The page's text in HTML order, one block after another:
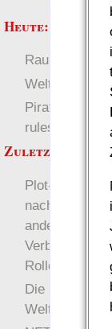
Heute:
RaumZeit
Welten
Pirate Party
rules
Zuletzt
Plot-Punkte-
nachhaltige
andere Wege
Verbreitung
Rollenspielen
Die Stadt
Welten